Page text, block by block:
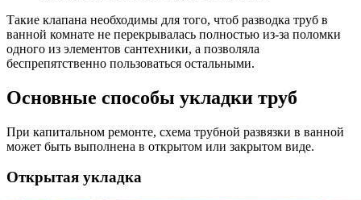
Такие клапана необходимы для того, чтоб разводка труб в
ванной комнате не перекрывалась полностью из-за поломки
одного из элементов сантехники, а позволяла
беспрепятственно пользоваться остальными.
Основные способы укладки труб
При капитальном ремонте, схема трубной развязки в ванной
может быть выполнена в открытом или закрытом виде.
Открытая укладка